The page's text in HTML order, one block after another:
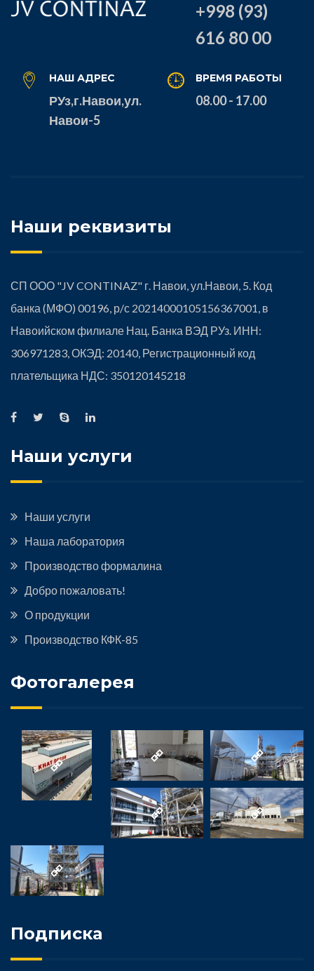
+998 (93)
616 80 00
НАШ АДРЕС
РУз,г.Навои,ул.
Навои-5
ВРЕМЯ РАБОТЫ
08.00 - 17.00
Наши реквизиты
СП ООО "JV CONTINAZ" г. Навои, ул.Навои, 5. Код
банка (МФО) 00196, р/с 20214000105156367001, в
Навоийском филиале Нац. Банка ВЭД РУз. ИНН:
306971283, ОКЭД: 20140, Регистрационный код
плательщика НДС: 350120145218
Наши услуги
Наши услуги
Наша лаборатория
Производство формалина
Добро пожаловать!
О продукции
Производство КФК-85
Фотогалерея
Подписка